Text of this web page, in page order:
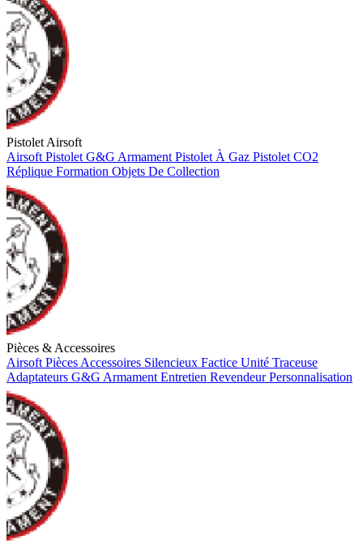
Pistolet Airsoft
Airsoft Pistolet G&G Armament Pistolet À Gaz Pistolet CO2
Réplique Formation Objets De Collection
Pièces & Accessoires
Airsoft Pièces Accessoires Silencieux Factice Unité Traceuse
Adaptateurs G&G Armament Entretien RevendeurPersonnalisation